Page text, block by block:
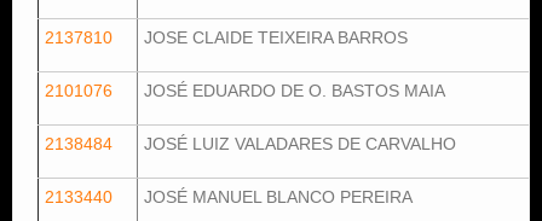
2137810 JOSE CLAIDE TEIXEIRA BARROS
2101076 JOSÉ EDUARDO DE O. BASTOS MAIA
2138484 JOSÉ LUIZ VALADARES DE CARVALHO
2133440 JOSÉ MANUEL BLANCO PEREIRA